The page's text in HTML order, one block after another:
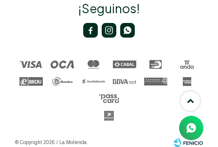
¡Seguinos!
  
© Copyright 2026 / La Molienda